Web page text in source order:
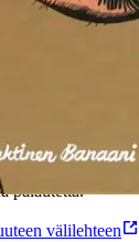
Jos tuotetiedoissa
palautetta.
välilehteen